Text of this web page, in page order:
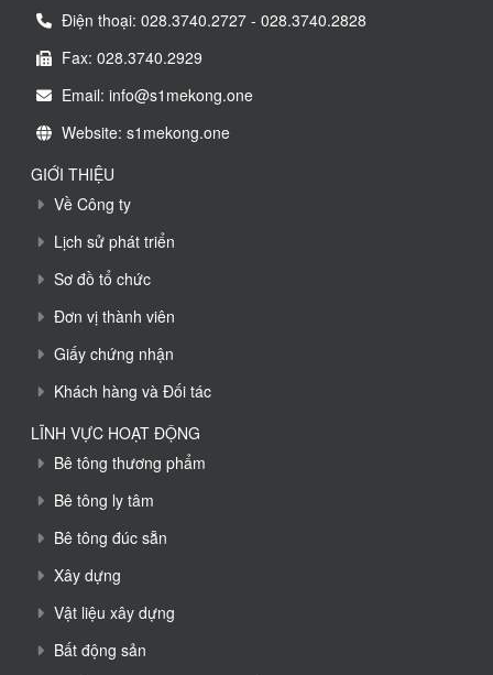
Điện thoại: 028.3740.2727 - 028.3740.2828
Fax: 028.3740.2929
Email: info@s1mekong.one
Website: s1mekong.one
GIỚI THIỆU
Về Công ty
Lịch sử phát triển
Sơ đồ tổ chức
Đơn vị thành viên
Giấy chứng nhận
Khách hàng và Đối tác
LĨNH VỰC HOẠT ĐỘNG
Bê tông thương phẩm
Bê tông ly tâm
Bê tông đúc sẵn
Xây dựng
Vật liệu xây dựng
Bất động sản